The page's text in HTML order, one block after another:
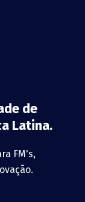
de
Latina.
FM's,